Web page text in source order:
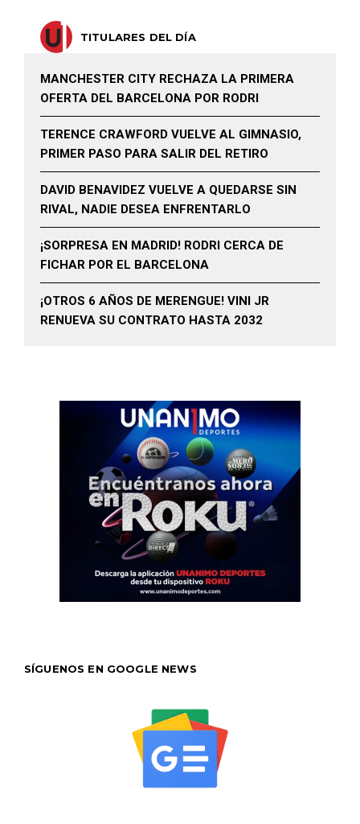
TITULARES DEL DÍA
MANCHESTER CITY RECHAZA LA PRIMERA
OFERTA DEL BARCELONA POR RODRI
TERENCE CRAWFORD VUELVE AL GIMNASIO,
PRIMER PASO PARA SALIR DEL RETIRO
DAVID BENAVIDEZ VUELVE A QUEDARSE SIN
RIVAL, NADIE DESEA ENFRENTARLO
¡SORPRESA EN MADRID! RODRI CERCA DE
FICHAR POR EL BARCELONA
¡OTROS 6 AÑOS DE MERENGUE! VINI JR
RENUEVA SU CONTRATO HASTA 2032
SÍGUENOS EN GOOGLE NEWS